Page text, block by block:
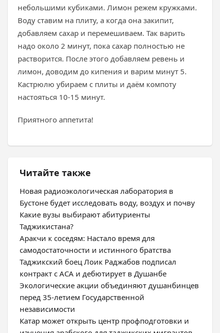
небольшими кубиками. Лимон режем кружками.
Воду ставим на плиту, а когда она закипит,
добавляем сахар и перемешиваем. Так варить
надо около 2 минут, пока сахар полностью не
растворится. После этого добавляем ревень и
лимон, доводим до кипения и варим минут 5.
Кастрюлю убираем с плиты и даём компоту
настояться 10-15 минут.
Приятного аппетита!
Читайте также
Новая радиоэкологическая лаборатория в
Бустоне будет исследовать воду, воздух и почву
Какие вузы выбирают абитуриенты
Таджикистана?
Аракчи к соседям: Настало время для
самодостаточности и истинного братства
Таджикский боец Лоик Раджабов подписал
контракт с ACA и дебютирует в Душанбе
Экологические акции объединяют душанбинцев
перед 35-летием Государственной
независимости
Катар может открыть центр профподготовки и